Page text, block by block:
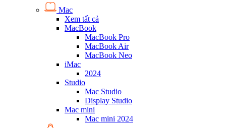
Mac
Xem tất cả
MacBook
MacBook Pro
MacBook Air
MacBook Neo
iMac
2024
Studio
Mac Studio
Display Studio
Mac mini
Mac mini 2024